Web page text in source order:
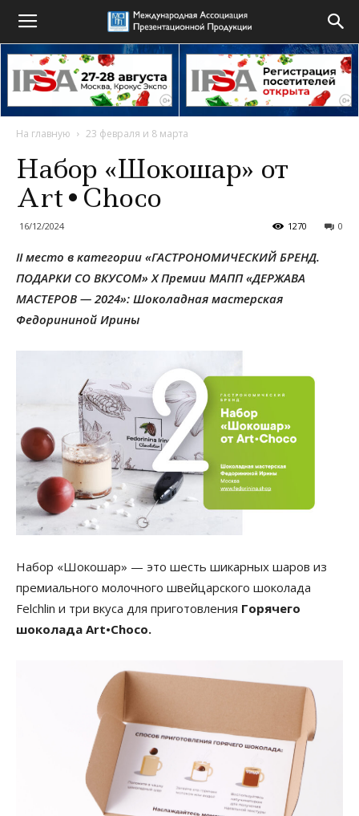
На главную 23 февраля и 8 марта
Набор «Шокошар» от
Art•Choco
16/12/2024 0
1270
II место в категории «ГАСТРОНОМИЧЕСКИЙ БРЕНД.
ПОДАРКИ СО ВКУСОМ»X Премии МАПП «ДЕРЖАВА
МАСТЕРОВ — 2024»: Шоколадная мастерская
Федорининой Ирины
Набор «Шокошар» — это шесть шикарных шаров из
премиального молочного швейцарского шоколада
Felchlin и три вкуса для приготовления Горячего
шоколада Art•Choco.